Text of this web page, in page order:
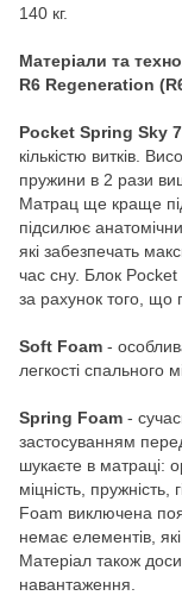
140 кг.
Матеріали та
R6 Regeneration
Pocket Spring Sky 7
кількістю витків.
пружини в 2 рази
Матрац ще краще
підсилює
які забезпечать
час сну. Блок
за рахунок того, що
Soft Foam -
легкості спального
Spring Foam -
застосуванням
шукаєте в матраці:
міцність, пружність,
Foam виключена
немає елементів,
Матеріал також
навантаження.